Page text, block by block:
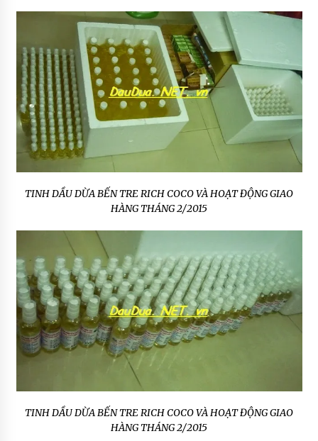
TINH DẦU DỪA BẾN TRE RICH COCO VÀ HOẠT ĐỘNG GIAO
HÀNG THÁNG 2/2015
TINH DẦU DỪA BẾN TRE RICH COCO VÀ HOẠT ĐỘNG GIAO
HÀNG THÁNG 2/2015